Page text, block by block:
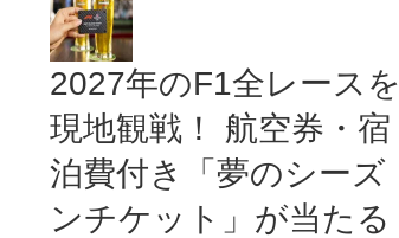
2027年のF1全レースを
現地観戦！ 航空券・宿
泊費付き「夢のシーズ
ンチケット」が当たる